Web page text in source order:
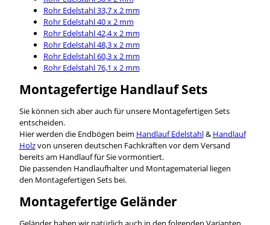
Rohr Edelstahl 33,7 x 2 mm
Rohr Edelstahl 40 x 2 mm
Rohr Edelstahl 42,4 x 2 mm
Rohr Edelstahl 48,3 x 2 mm
Rohr Edelstahl 60,3 x 2 mm
Rohr Edelstahl 76,1 x 2 mm
Montagefertige Handlauf Sets
Sie können sich aber auch für unsere Montagefertigen Sets
entscheiden.
Hier werden die Endbögen beim Handlauf Edelstahl& Handlauf
Holzvon unseren deutschen Fachkräften vor dem Versand
bereits am Handlauf für Sie vormontiert.
Die passenden Handlaufhalter und Montagematerial liegen
den Montagefertigen Sets bei.
Montagefertige Geländer